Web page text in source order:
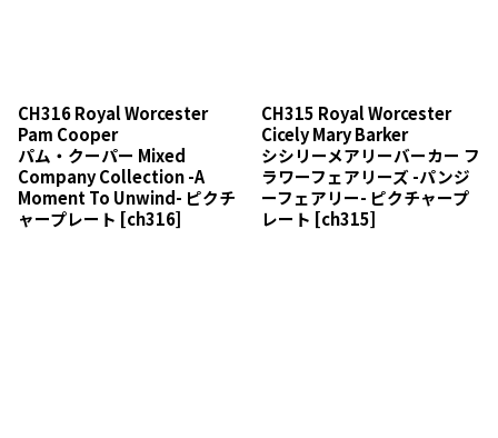
CH316 Royal Worcester
Pam Cooper
パム・クーパー Mixed
Company Collection -A
Moment To Unwind- ピクチ
ャープレート [ch316]
CH315 Royal Worcester
Cicely Mary Barker
シシリーメアリーバーカー フ
ラワーフェアリーズ -パンジ
ーフェアリー- ピクチャープ
レート [ch315]